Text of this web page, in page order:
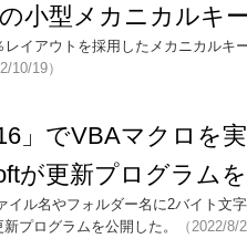
小型メカニカルキ
イアウトを採用したメカニカルキ
10/19）
」でVBAマクロを
が更新プログラム
イル名やフォルダー名に2バイト文
プログラムを公開した。
（2022/8/